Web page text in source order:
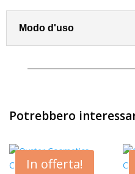
Modo d'uso
Potrebbero
In offerta!